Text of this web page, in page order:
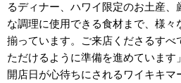
るディナー、ハワイ限定のお土産
な調理に使用できる食材まで、様
揃っています。ご来店くださるすべ
ただけるように準備を進めています」
開店日が心待ちにされるワイキキ